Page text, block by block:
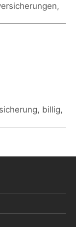
billig,